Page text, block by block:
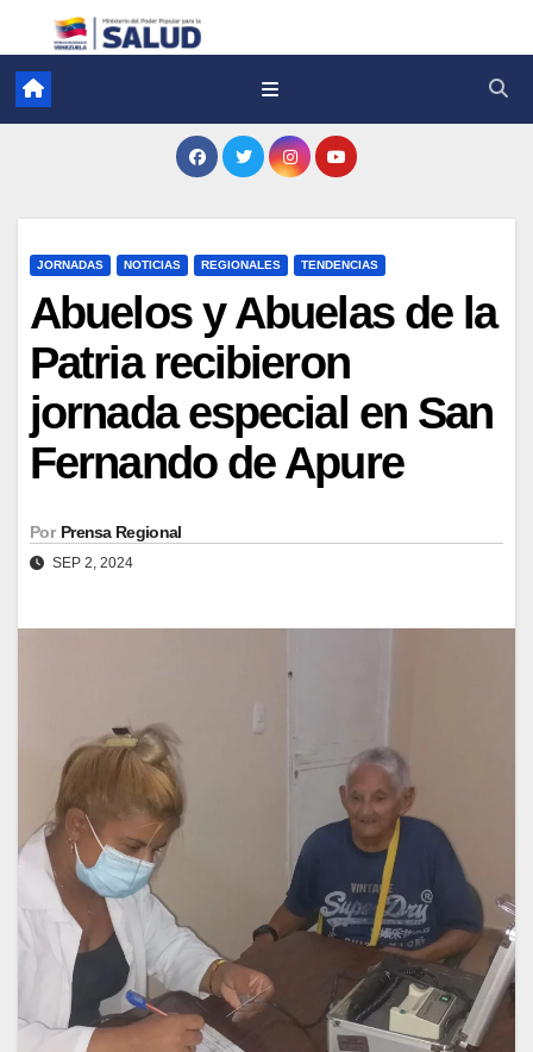
JORNADAS NOTICIAS REGIONALES TENDENCIAS
Abuelos y Abuelas de la
Patria recibieron
jornada especial en San
Fernando de Apure
Por Prensa Regional
SEP 2, 2024